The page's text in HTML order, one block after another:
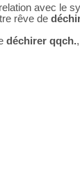
avec le
rêve de
déchirer qqch.